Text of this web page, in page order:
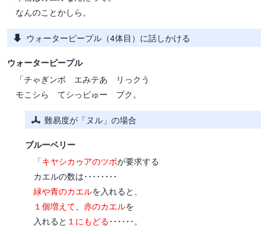
なんのことかしら。
ウォーターピープル（4体目）に話しかける
ウォーターピープル
「チゃぎンボ エみテあ リっクう
モこシら てシっピゅー プク。
難易度が「ヌル」の場合
ブルーベリー
「キヤシカゥアのツボが要求する
カエルの数は････････
緑や青のカエルを入れると、
１個増えて、赤のカエルを
入れると １にもどる･･････。